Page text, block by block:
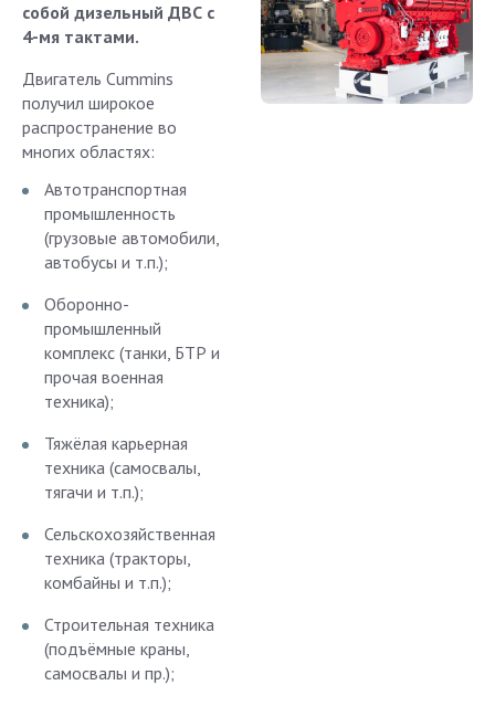
собой дизельный ДВС с
4-мя тактами.
Двигатель Cummins
получил широкое
распространение во
многих областях:
Автотранспортная
промышленность
(грузовые автомобили,
автобусы и т.п.);
Оборонно-
промышленный
комплекс (танки, БТР и
прочая военная
техника);
Тяжёлая карьерная
техника (самосвалы,
тягачи и т.п.);
Сельскохозяйственная
техника (тракторы,
комбайны и т.п.);
Строительная техника
(подъёмные краны,
самосвалы и пр.);